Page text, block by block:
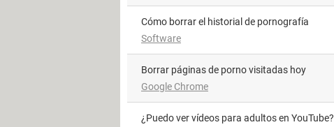
Cómo borrar el historial de pornografía
Software
Borrar páginas de porno visitadas hoy
Google Chrome
¿Puedo ver vídeos para adultos en YouTube?